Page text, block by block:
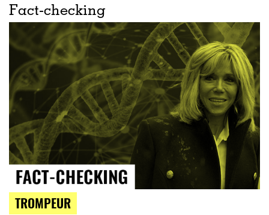
Fact-checking
TROMPEUR